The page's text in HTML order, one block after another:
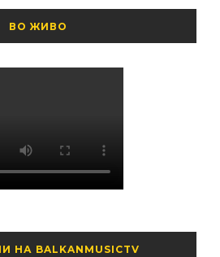
ВО ЖИВО
НА BALKANMUSICTV